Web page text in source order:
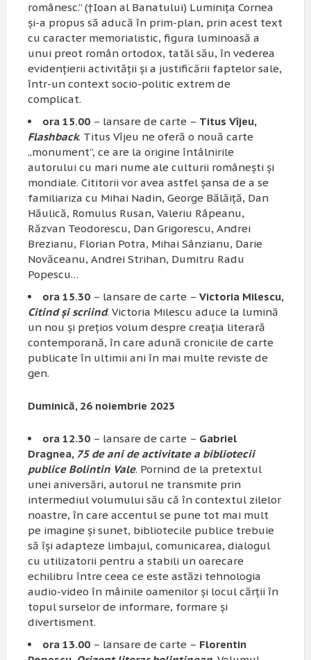
românesc.” (†Ioan al Banatului) Luminiţa Cornea
şi-a propus să aducă în prim-plan, prin acest text
cu caracter memorialistic, figura luminoasă a
unui preot român ortodox, tatăl său, în vederea
evidenţierii activităţii şi a justificării faptelor sale,
într-un context socio-politic extrem de
complicat.
ora 15.00 – lansare de carte – Titus Vîjeu,
Flashback. Titus Vîjeu ne oferă o nouă carte
„monument”, ce are la origine întâlnirile
autorului cu mari nume ale culturii româneşti şi
mondiale. Cititorii vor avea astfel şansa de a se
familiariza cu Mihai Nadin, George Bălăiţă, Dan
Hăulică, Romulus Rusan, Valeriu Râpeanu,
Răzvan Teodorescu, Dan Grigorescu, Andrei
Brezianu, Florian Potra, Mihai Sânzianu, Darie
Novăceanu, Andrei Strihan, Dumitru Radu
Popescu…
ora 15.30 – lansare de carte – Victoria Milescu,
Citind şi scriind. Victoria Milescu aduce la lumină
un nou şi preţios volum despre creaţia literară
contemporană, în care adună cronicile de carte
publicate în ultimii ani în mai multe reviste de
gen.
Duminică, 26 noiembrie 2023
ora 12.30 – lansare de carte – Gabriel
Dragnea, 75 de ani de activitate a bibliotecii
publice Bolintin Vale. Pornind de la pretextul
unei aniversări, autorul ne transmite prin
intermediul volumului său că în contextul zilelor
noastre, în care accentul se pune tot mai mult
pe imagine și sunet, bibliotecile publice trebuie
să își adapteze limbajul, comunicarea, dialogul
cu utilizatorii pentru a stabili un oarecare
echilibru între ceea ce este astăzi tehnologia
audio-video în mâinile oamenilor și locul cărții în
topul surselor de informare, formare și
divertisment.
ora 13.00 – lansare de carte – Florentin